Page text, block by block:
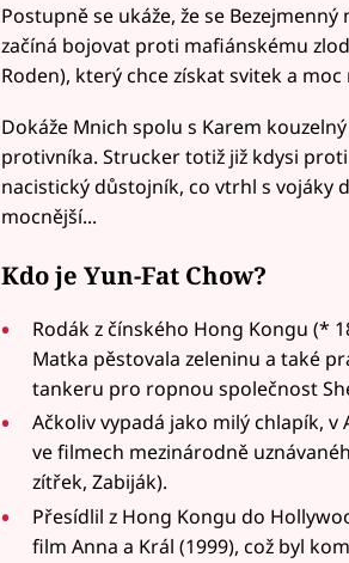
Postupně se ukáže, že se
začíná bojovat proti mafiánskému
Roden), který chce získat svitek a moc
Dokáže Mnich spolu s Karem
protivníka. Strucker totiž již kdysi
nacistický důstojník, co vtrhl s vojáky
mocnější...
Kdo je Yun-Fat Chow?
Rodák z čínského Hong Kongu (*
Matka pěstovala zeleninu a také
tankeru pro ropnou společnost
Ačkoliv vypadá jako milý chlapík,
ve filmech mezinárodně
zítřek, Zabiják).
Přesídlil z Hong Kongu do
film Anna a Král (1999), což byl